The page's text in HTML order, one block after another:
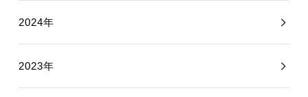
2024年
2023年